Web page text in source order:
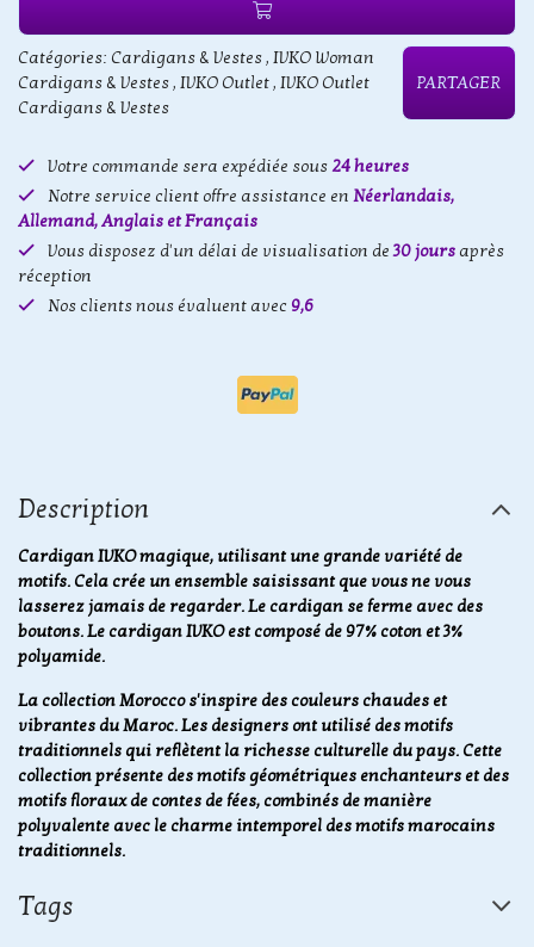
Catégories: Cardigans & Vestes, IVKO Woman
Cardigans & Vestes, IVKO Outlet, IVKO Outlet
Cardigans & Vestes
PARTAGER
Votre commande sera expédiée sous24 heures
Notre service client offre assistance en Néerlandais,
Allemand, Anglais et Français
Vous disposez d'un délai de visualisation de30 jours après
réception
Nos clients nous évaluent avec 9,6
Description
Cardigan IVKO magique, utilisant une grande variété de
motifs. Cela crée un ensemble saisissant que vous ne vous
lasserez jamais de regarder. Le cardigan se ferme avec des
boutons. Le cardigan IVKO est composé de 97% coton et 3%
polyamide.
La collection Morocco s'inspire des couleurs chaudes et
vibrantes du Maroc. Les designers ont utilisé des motifs
traditionnels qui reflètent la richesse culturelle du pays. Cette
collection présente des motifs géométriques enchanteurs et des
motifs floraux de contes de fées, combinés de manière
polyvalente avec le charme intemporel des motifs marocains
traditionnels.
Tags